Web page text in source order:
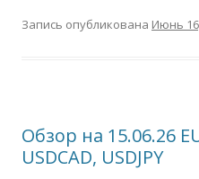
Запись опубликована Июнь
Обзор на 15.06.26
USDCAD, USDJPY